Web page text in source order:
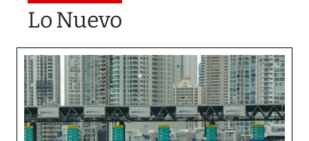
Lo Nuevo